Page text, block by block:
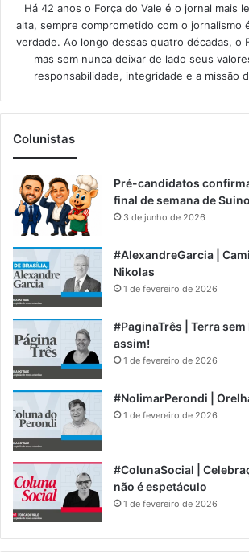
Há 42 anos o Força do Vale é o jornal mais
alta, sempre comprometido com o jornalismo
verdade. Ao longo dessas quatro décadas, o
mas sem nunca deixar de lado seus
responsabilidade, integridade e a missão
Colunistas
Pré-candidatos
final de semana de
3 de junho de 2026
#AlexandreGarcia |
Nikolas
1 de fevereiro de 2026
#PaginaTrês | Terra sem
assim!
1 de fevereiro de 2026
#NolimarPerondi |
1 de fevereiro de 2026
#ColunaSocial |
não é espetáculo
1 de fevereiro de 2026